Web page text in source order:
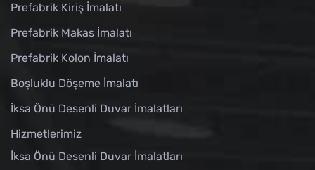
Prefabrik Kiriş İmalatı
Prefabrik Makas İmalatı
Prefabrik Kolon İmalatı
Boşluklu Döşeme İmalatı
İksa Önü Desenli Duvar İmalatları
Hizmetlerimiz
İksa Önü Desenli Duvar İmalatları